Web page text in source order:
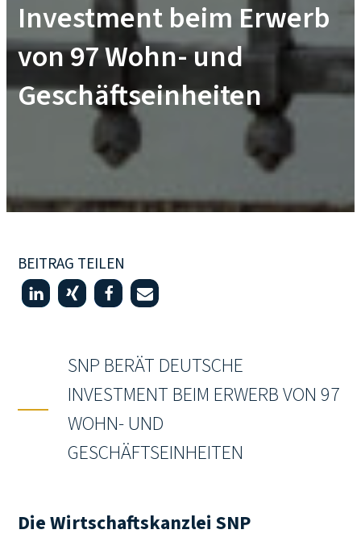
Investment beim Erwerb
von 97 Wohn- und
Geschäftseinheiten
BEITRAG TEILEN
SNP BERÄT DEUTSCHE
INVESTMENT BEIM ERWERB VON 97
WOHN- UND
GESCHÄFTSEINHEITEN
Die Wirtschaftskanzlei SNP